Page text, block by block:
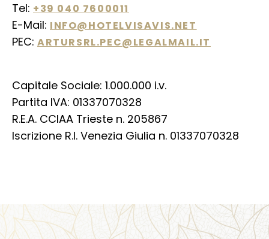
Tel: +39 040 7600011
E-Mail: INFO@HOTELVISAVIS.NET
PEC: ARTURSRL.PEC@LEGALMAIL.IT
Capitale Sociale: 1.000.000 i.v.
Partita IVA: 01337070328
R.E.A. CCIAA Trieste n. 205867
Iscrizione R.I. Venezia Giulia n. 01337070328